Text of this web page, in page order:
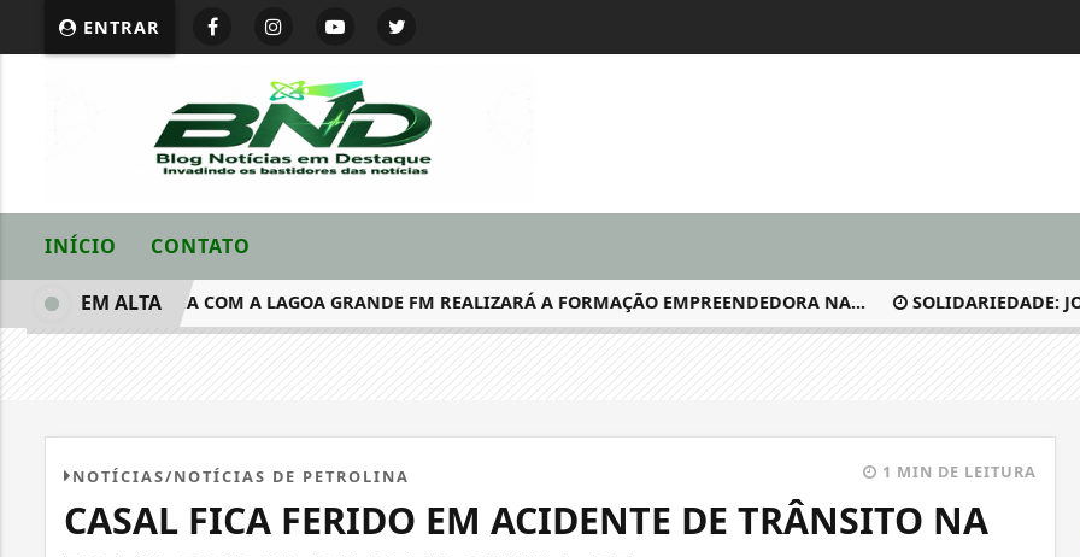
ENTRAR
INÍCIO CONTATO
EM PARCERIA COM A LAGOA GRANDE FM REALIZARÁ A FORMAÇÃO EMPREENDEDORA NA... SOLIDARIEDADE:
EM ALTA
NOTÍCIAS/NOTÍCIAS DE PETROLINA 1 MIN DE LEITURA
CASAL FICA FERIDO EM ACIDENTE DE TRÂNSITO NA